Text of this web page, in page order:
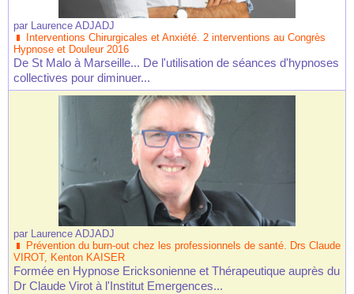
par Laurence ADJADJ
Interventions Chirurgicales et Anxiété. 2 interventions au Congrès
Hypnose et Douleur 2016
De St Malo à Marseille... De l'utilisation de séances d'hypnoses
collectives pour diminuer...
par Laurence ADJADJ
Prévention du burn-out chez les professionnels de santé. Drs Claude
VIROT, Kenton KAISER
Formée en Hypnose Ericksonienne et Thérapeutique auprès du
Dr Claude Virot à l'Institut Emergences...